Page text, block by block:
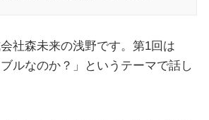
社森未来の浅野です。第1回は
ブルなのか？」というテーマで話し